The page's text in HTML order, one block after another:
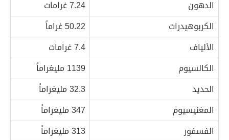
الدهون
7.24 غرامات
الكربوهيدرات
50.22 غراماً
الألياف
7.4 غرامات
الكالسيوم
1139 مليغراماً
الحديد
32.3 مليغراماً
المغنيسيوم
347 مليغراماً
الفسفور
313 مليغراماً